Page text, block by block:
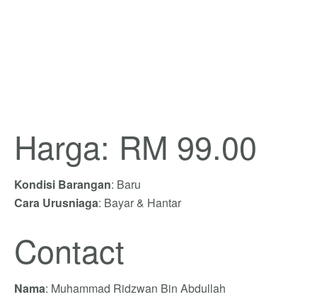
Harga: RM 99.00
Kondisi Barangan: Baru
Cara Urusniaga: Bayar & Hantar
Contact
Nama: Muhammad Ridzwan Bin Abdullah